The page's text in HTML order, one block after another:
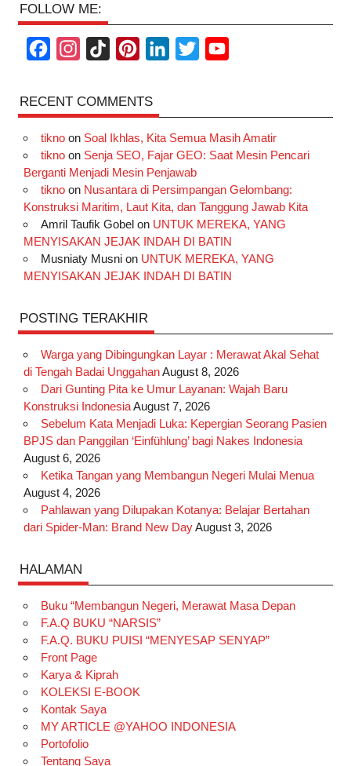
FOLLOW ME:
c
e
b
o
k
s
t
a
r
a
m
k
T
o
k
n
t
e
e
s
k
e
I
n
t
t
r
T
u
e
RECENT COMMENTS
tiknoon Soal Ikhlas, Kita Semua Masih Amatir
tiknoon Senja SEO, Fajar GEO: Saat Mesin Pencari
Berganti Menjadi Mesin Penjawab
tiknoon Nusantara di Persimpangan Gelombang:
Konstruksi Maritim, Laut Kita, dan Tanggung Jawab Kita
Amril Taufik Gobelon UNTUK MEREKA, YANG
MENYISAKAN JEJAK INDAH DI BATIN
Musniaty Musnion UNTUK MEREKA, YANG
MENYISAKAN JEJAK INDAH DI BATIN
POSTING TERAKHIR
Warga yang Dibingungkan Layar : Merawat Akal Sehat
di Tengah Badai UnggahanAugust 8, 2026
Dari Gunting Pita ke Umur Layanan: Wajah Baru
Konstruksi IndonesiaAugust 7, 2026
Sebelum Kata Menjadi Luka: Kepergian Seorang Pasien
BPJS dan Panggilan ‘Einfühlung’ bagi Nakes Indonesia
August 6, 2026
Ketika Tangan yang Membangun Negeri Mulai Menua
August 4, 2026
Pahlawan yang Dilupakan Kotanya: Belajar Bertahan
dari Spider-Man: Brand New DayAugust 3, 2026
HALAMAN
Buku “Membangun Negeri, Merawat Masa Depan
F.A.Q BUKU “NARSIS”
F.A.Q. BUKU PUISI “MENYESAP SENYAP”
Front Page
Karya & Kiprah
KOLEKSI E-BOOK
Kontak Saya
MY ARTICLE @YAHOO INDONESIA
Portofolio
Tentang Saya